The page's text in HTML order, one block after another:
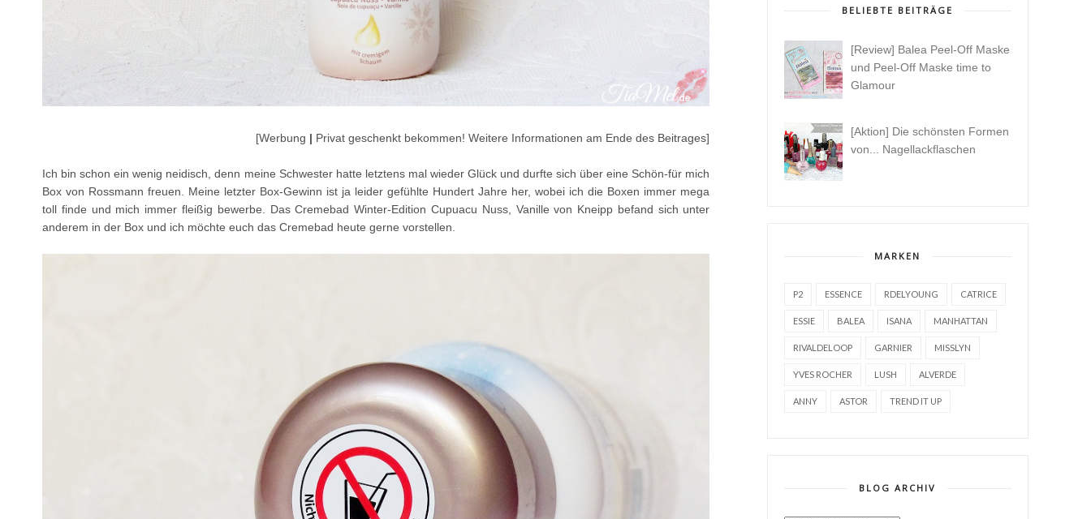
[Werbung | Privat geschenkt bekommen! Weitere Informationen am Ende des Beitrages]
Ich bin schon ein wenig neidisch, denn meine Schwester hatte letztens mal wieder Glück und durfte sich über eine Schön-für mich
Box von Rossmann freuen. Meine letzter Box-Gewinn ist ja leider gefühlte Hundert Jahre her, wobei ich die Boxen immer mega
toll finde und mich immer fleißig bewerbe. Das Cremebad Winter-Edition Cupuacu Nuss, Vanille von Kneipp befand sich unter
anderem in der Box und ich möchte euch das Cremebad heute gerne vorstellen.
BELIEBTE BEITRÄGE
[Review] Balea Peel-Off Maske
und Peel-Off Maske time to
Glamour
[Aktion] Die schönsten Formen
von... Nagellackflaschen
MARKEN
P2 ESSENCE RDELYOUNG CATRICE
ESSIE BALEA ISANA MANHATTAN
RIVALDELOOP GARNIER MISSLYN
YVES ROCHER LUSH ALVERDE
ANNY ASTOR TREND IT UP
BLOG ARCHIV